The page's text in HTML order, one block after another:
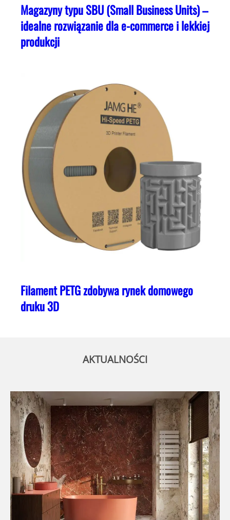
Magazyny typu SBU (Small Business Units) –
idealne rozwiązanie dla e-commerce i lekkiej
produkcji
Filament PETG zdobywa rynek domowego
druku 3D
AKTUALNOŚCI